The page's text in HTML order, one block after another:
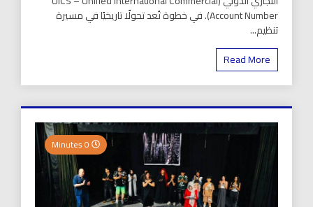
Account Number). في خطوة تُعد تحولًا تاريخيًا في مسيرة
تنظيم...
Read More